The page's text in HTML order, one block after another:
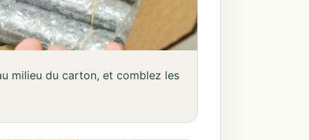
milieu du carton, et comblez les